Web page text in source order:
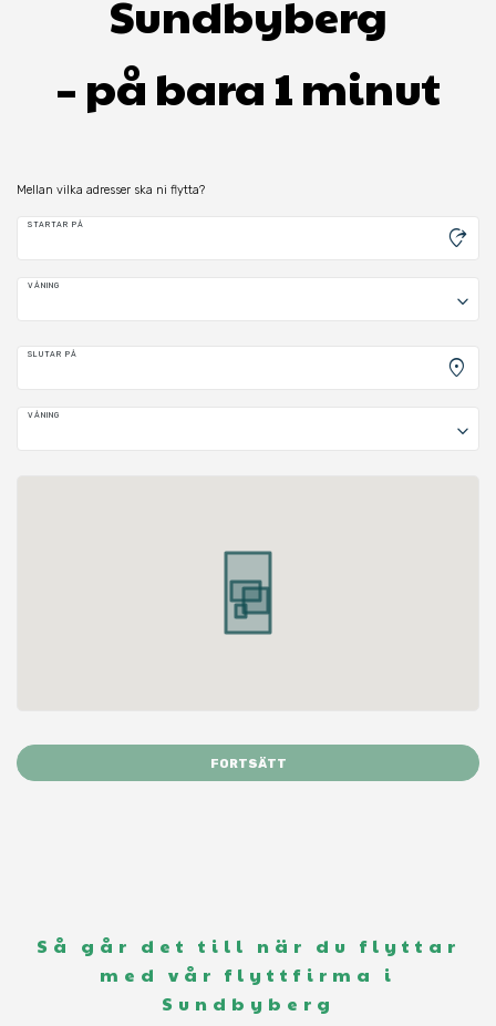
Sundbyberg
– på bara 1 minut
Mellan vilka adresser ska ni flytta?
STARTAR PÅ
moved_location
VÅNING
keyboard_arrow_down
SLUTAR PÅ
location_on
VÅNING
keyboard_arrow_down
FORTSÄTT
Så går det till när du flyttar
med vår flyttfirma i
Sundbyberg